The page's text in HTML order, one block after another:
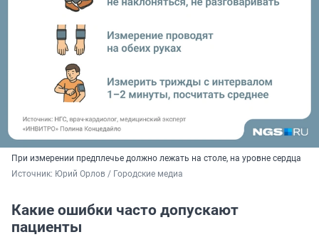
При измерении предплечье должно лежать на столе, на уровне сердца
Источник: Юрий Орлов / Городские медиа
Какие ошибки часто допускают
пациенты